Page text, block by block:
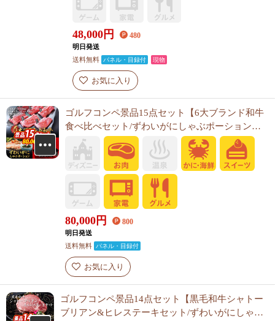
48,000 円 480
明日発送
送料無料 パネル・目録付 現物
お気に入り
ゴルフコンペ景品15点セット【6大ブランド和牛
食べ比べセット/ずわいがにしゃぶポーション
他】A3パネル・目録付き<送料無料>
80,000円 800
明日発送
送料無料 パネル・目録付
お気に入り
ゴルフコンペ景品14点セット【黒毛和牛シャトー
ブリアン&ヒレステーキセット/ずわいがにしゃぶ